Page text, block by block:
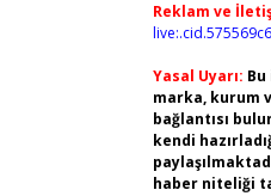
Reklam ve
Yasal Uyarı:
marka, kurum
bağlantısı
kendi
haber niteliği